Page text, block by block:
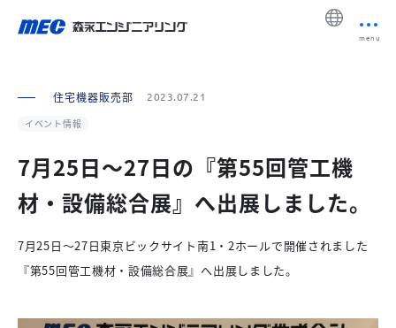
住宅機器販売部 2023.07.21
イベント情報
7月25日～27日の『第55回管工機
材・設備総合展』へ出展しました。
7月25日～27日東京ビックサイト南1・2ホールで開催されました
『第55回管工機材・設備総合展』へ出展しました。
menu